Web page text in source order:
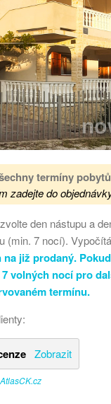
termíny pobytů
zadejte do
den nástupu a
(min. 7 nocí).
již prodaný.
volných nocí pro
termínu.
Zobrazit
AtlasCK.cz